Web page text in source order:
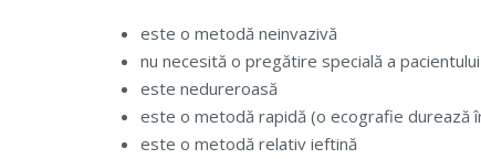
este o metodă neinvazivă
nu necesită o pregătire specială a pacientului
este nedureroasă
este o metodă rapidă (o ecografie durează
este o metodă relativ ieftină